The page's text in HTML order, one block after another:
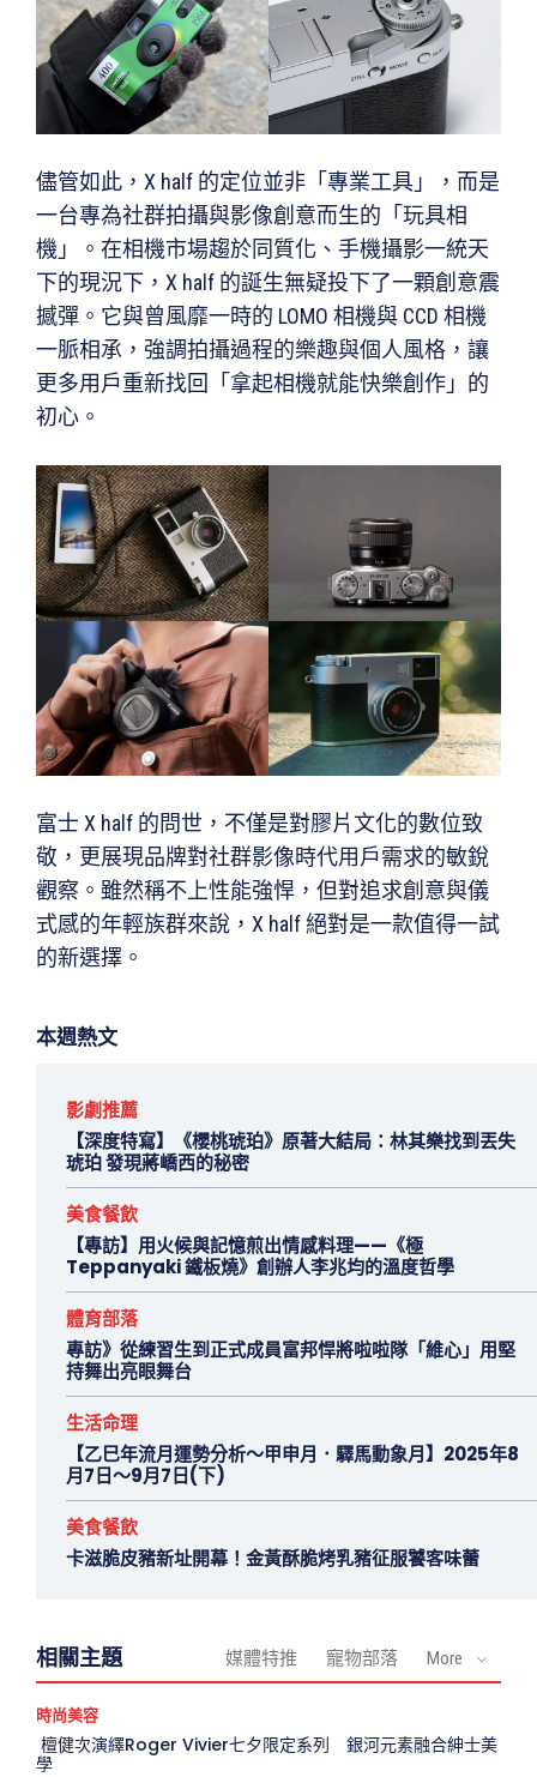
儘管如此，X half 的定位並非「專業工具」，而是
一台專為社群拍攝與影像創意而生的「玩具相
機」。在相機市場趨於同質化、手機攝影一統天
下的現況下，X half 的誕生無疑投下了一顆創意震
撼彈。它與曾風靡一時的 LOMO 相機與 CCD 相機
一脈相承，強調拍攝過程的樂趣與個人風格，讓
更多用戶重新找回「拿起相機就能快樂創作」的
初心。
富士 X half 的問世，不僅是對膠片文化的數位致
敬，更展現品牌對社群影像時代用戶需求的敏銳
觀察。雖然稱不上性能強悍，但對追求創意與儀
式感的年輕族群來說，X half 絕對是一款值得一試
的新選擇。
本週熱文
影劇推薦
【深度特寫】《櫻桃琥珀》原著大結局：林其樂找到丟失
琥珀 發現蔣嶠西的秘密
美食餐飲
【專訪】用火候與記憶煎出情感料理——《極
Teppanyaki 鐵板燒》創辦人李兆均的溫度哲學
體育部落
專訪》從練習生到正式成員富邦悍將啦啦隊「維心」用堅
持舞出亮眼舞台
生活命理
【乙巳年流月運勢分析～甲申月．驛馬動象月】2025年8
月7日～9月7日(下)
美食餐飲
卡滋脆皮豬新址開幕！金黃酥脆烤乳豬征服饕客味蕾
相關主題 媒體特推 寵物部落 More
時尚美容
檀健次演繹Roger Vivier七夕限定系列 銀河元素融合紳士美
學